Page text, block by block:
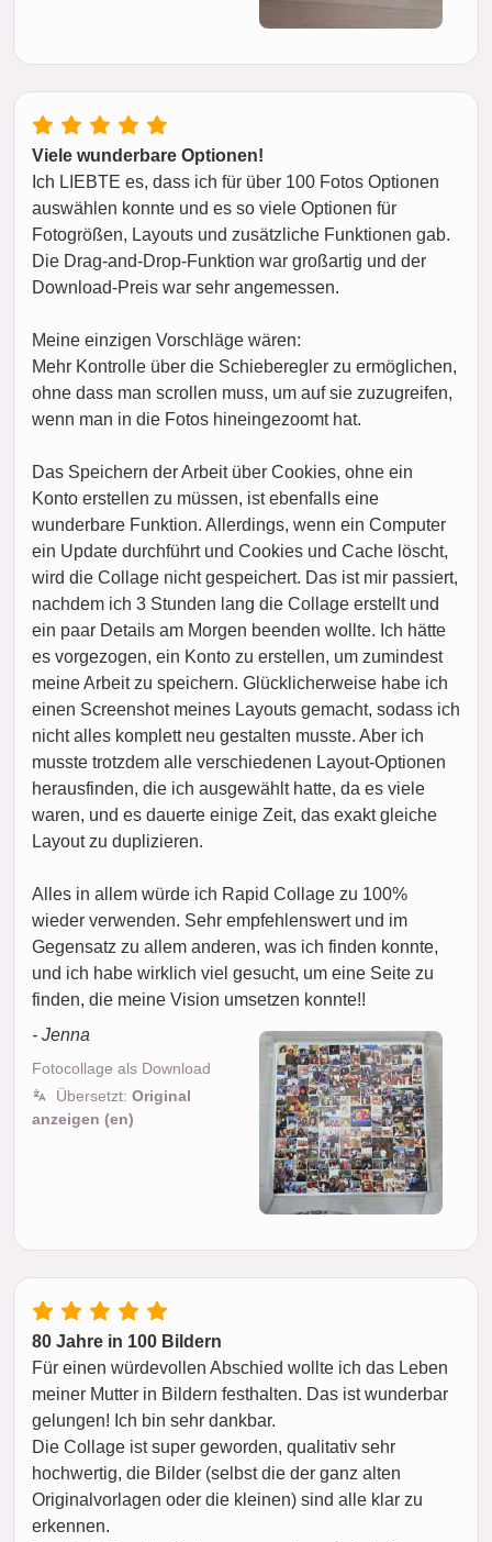
Viele wunderbare Optionen!
Ich LIEBTE es, dass ich für über 100 Fotos Optionen
auswählen konnte und es so viele Optionen für
Fotogrößen, Layouts und zusätzliche Funktionen gab.
Die Drag-and-Drop-Funktion war großartig und der
Download-Preis war sehr angemessen.
Meine einzigen Vorschläge wären:
Mehr Kontrolle über die Schieberegler zu ermöglichen,
ohne dass man scrollen muss, um auf sie zuzugreifen,
wenn man in die Fotos hineingezoomt hat.
Das Speichern der Arbeit über Cookies, ohne ein
Konto erstellen zu müssen, ist ebenfalls eine
wunderbare Funktion. Allerdings, wenn ein Computer
ein Update durchführt und Cookies und Cache löscht,
wird die Collage nicht gespeichert. Das ist mir passiert,
nachdem ich 3 Stunden lang die Collage erstellt und
ein paar Details am Morgen beenden wollte. Ich hätte
es vorgezogen, ein Konto zu erstellen, um zumindest
meine Arbeit zu speichern. Glücklicherweise habe ich
einen Screenshot meines Layouts gemacht, sodass ich
nicht alles komplett neu gestalten musste. Aber ich
musste trotzdem alle verschiedenen Layout-Optionen
herausfinden, die ich ausgewählt hatte, da es viele
waren, und es dauerte einige Zeit, das exakt gleiche
Layout zu duplizieren.
Alles in allem würde ich Rapid Collage zu 100%
wieder verwenden. Sehr empfehlenswert und im
Gegensatz zu allem anderen, was ich finden konnte,
und ich habe wirklich viel gesucht, um eine Seite zu
finden, die meine Vision umsetzen konnte!!
- Jenna
Fotocollage als Download
Übersetzt: Original
anzeigen (en)
80 Jahre in 100 Bildern
Für einen würdevollen Abschied wollte ich das Leben
meiner Mutter in Bildern festhalten. Das ist wunderbar
gelungen! Ich bin sehr dankbar.
Die Collage ist super geworden, qualitativ sehr
hochwertig, die Bilder (selbst die der ganz alten
Originalvorlagen oder die kleinen) sind alle klar zu
erkennen.